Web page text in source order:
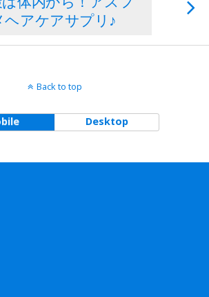
アケアサプリ♪
Back to top
Desktop